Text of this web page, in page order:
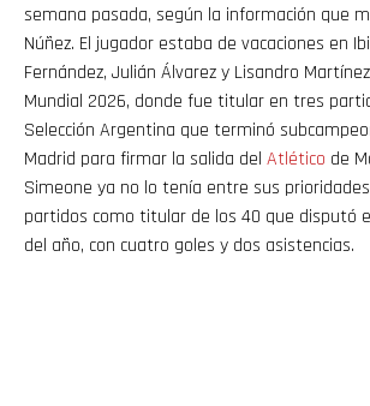
semana pasada, según la información que
Núñez. El jugador estaba de vacaciones en
Fernández, Julián Álvarez y Lisandro
Mundial 2026, donde fue titular en tres
Selección Argentina que terminó
Madrid para firmar la salida del Atlético de
Simeone ya no lo tenía entre sus
partidos como titular de los 40 que disputó
del año, con cuatro goles y dos asistencias.